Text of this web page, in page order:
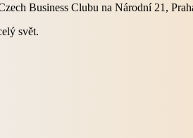
Business Clubu na Národní 21,
svět.